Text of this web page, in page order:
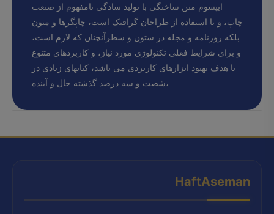
ایپسوم متن ساختگی با تولید سادگی نامفهوم از صنعت
چاپ، و با استفاده از طراحان گرافیک است، چاپگرها و متون
بلکه روزنامه و مجله در ستون و سطرآنچنان که لازم است،
و برای شرایط فعلی تکنولوژی مورد نیاز، و کاربردهای متنوع
با هدف بهبود ابزارهای کاربردی می باشد، کتابهای زیادی در
شصت و سه درصد گذشته حال و آینده،
HaftAseman